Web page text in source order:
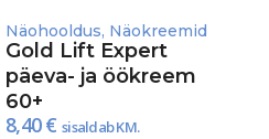
Näohooldus, Näokreemid
Gold Lift Expert
päeva- ja öökreem
60+
8,40€ sisaldab KM.